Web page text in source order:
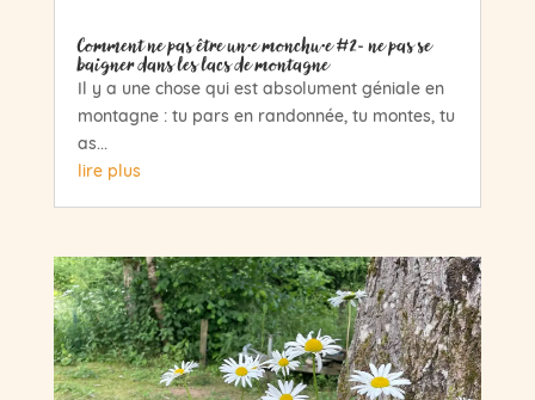
Comment ne pas être un·e monchu·e #2- ne pas se
baigner dans les lacs de montagne
Il y a une chose qui est absolument géniale en
montagne : tu pars en randonnée, tu montes, tu
as...
lire plus